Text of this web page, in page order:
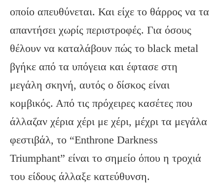
οποίο απευθύνεται. Και είχε το θάρρος να τα
απαντήσει χωρίς περιστροφές. Για όσους
θέλουν να καταλάβουν πώς το black metal
βγήκε από τα υπόγεια και έφτασε στη
μεγάλη σκηνή, αυτός ο δίσκος είναι
κομβικός. Από τις πρόχειρες κασέτες που
άλλαζαν χέρια χέρι με χέρι, μέχρι τα μεγάλα
φεστιβάλ, το “Enthrone Darkness
Triumphant” είναι το σημείο όπου η τροχιά
του είδους άλλαξε κατεύθυνση.